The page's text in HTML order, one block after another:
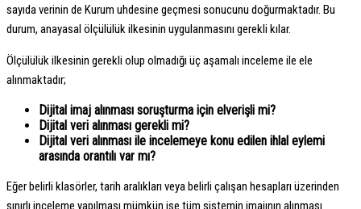
sayıda verinin de Kurum uhdesine geçmesi sonucunu doğurmaktadır. Bu
durum, anayasal ölçülülük ilkesinin uygulanmasını gerekli kılar.
Ölçülülük ilkesinin gerekli olup olmadığı üç aşamalı inceleme ile ele
alınmaktadır;
Dijital imaj alınması soruşturma için elverişli mi?
Dijital veri alınması gerekli mi?
Dijital veri alınması ile incelemeye konu edilen ihlal eylemi
arasında orantılı var mı?
Eğer belirli klasörler, tarih aralıkları veya belirli çalışan hesapları üzerinden
sınırlı inceleme yapılması mümkün ise tüm sistemin imajının alınması